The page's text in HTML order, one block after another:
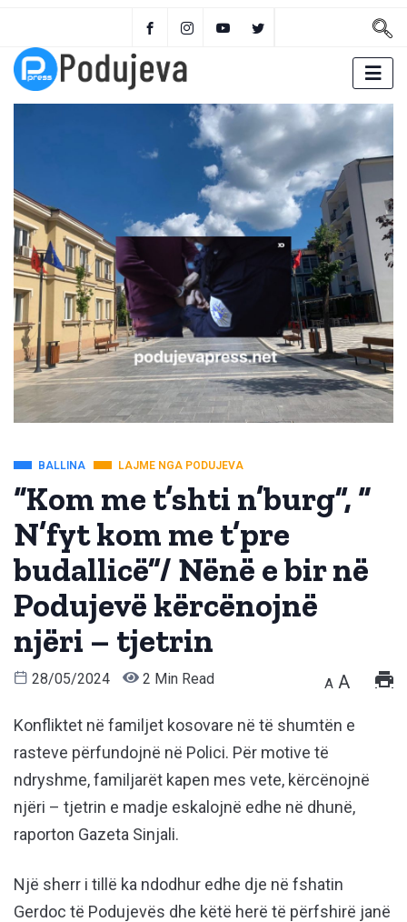
BALLINA LAJME NGA PODUJEVA
“Kom me t’shti n’burg”, “
N’fyt kom me t’pre
budallicë”/ Nënë e bir në
Podujevë kërcënojnë
njëri – tjetrin
28/05/2024 2 Min Read A A
Konfliktet në familjet kosovare në të shumtën e
rasteve përfundojnë në Polici. Për motive të
ndryshme, familjarët kapen mes vete, kërcënojnë
njëri – tjetrin e madje eskalojnë edhe në dhunë,
raporton Gazeta Sinjali.
Një sherr i tillë ka ndodhur edhe dje në fshatin
Gerdoc të Podujevës dhe këtë herë të përfshirë janë